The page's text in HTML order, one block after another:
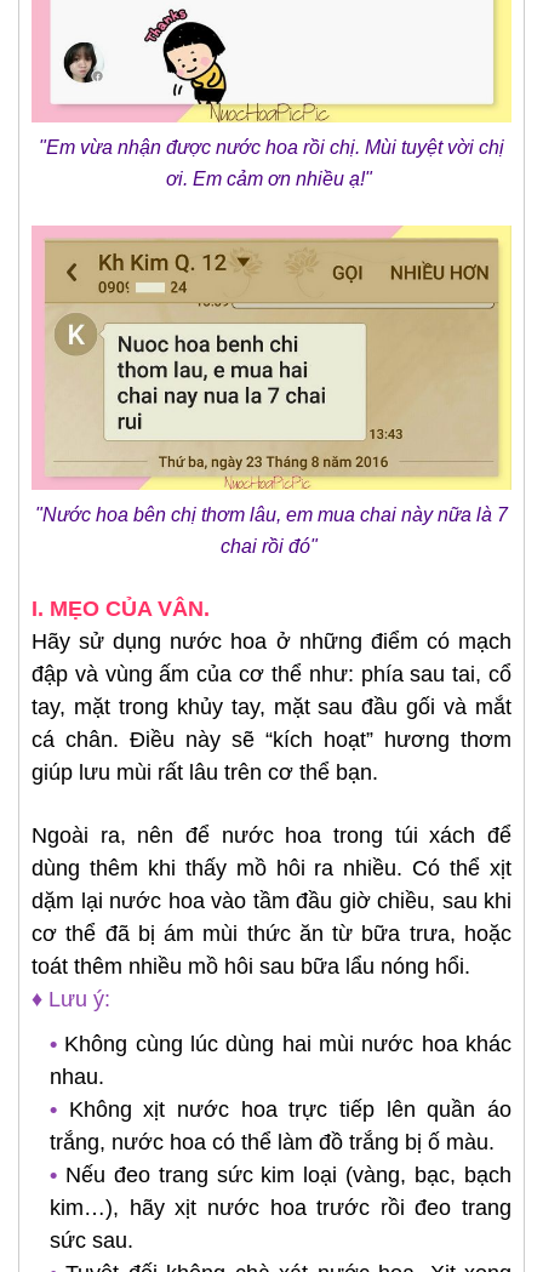
"Em vừa nhận được nước hoa rồi chị. Mùi tuyệt vời chị
ơi. Em cảm ơn nhiều ạ!"
"Nước hoa bên chị thơm lâu, em mua chai này nữa là 7
chai rồi đó"
I. MẸO CỦA VÂN.
Hãy sử dụng nước hoa ở những điểm có mạch
đập và vùng ấm của cơ thể như: phía sau tai, cổ
tay, mặt trong khủy tay, mặt sau đầu gối và mắt
cá chân. Điều này sẽ “kích hoạt” hương thơm
giúp lưu mùi rất lâu trên cơ thể bạn.
Ngoài ra, nên để nước hoa trong túi xách để
dùng thêm khi thấy mồ hôi ra nhiều. Có thể xịt
dặm lại nước hoa vào tầm đầu giờ chiều, sau khi
cơ thể đã bị ám mùi thức ăn từ bữa trưa, hoặc
toát thêm nhiều mồ hôi sau bữa lẩu nóng hổi.
♦ Lưu ý:
• Không cùng lúc dùng hai mùi nước hoa khác
nhau.
• Không xịt nước hoa trực tiếp lên quần áo
trắng, nước hoa có thể làm đồ trắng bị ố màu.
• Nếu đeo trang sức kim loại (vàng, bạc, bạch
kim…), hãy xịt nước hoa trước rồi đeo trang
sức sau.